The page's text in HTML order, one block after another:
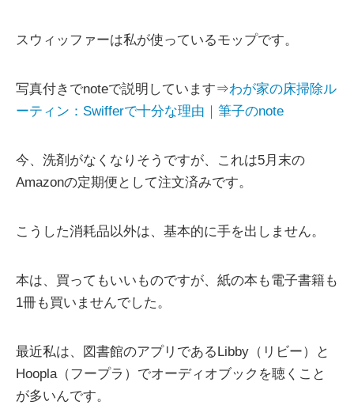
スウィッファーは私が使っているモップです。
写真付きでnoteで説明しています⇒わが家の床掃除ル
ーティン：Swifferで十分な理由｜筆子のnote
今、洗剤がなくなりそうですが、これは5月末の
Amazonの定期便として注文済みです。
こうした消耗品以外は、基本的に手を出しません。
本は、買ってもいいものですが、紙の本も電子書籍も
1冊も買いませんでした。
最近私は、図書館のアプリであるLibby（リビー）と
Hoopla（フープラ）でオーディオブックを聴くこと
が多いんです。